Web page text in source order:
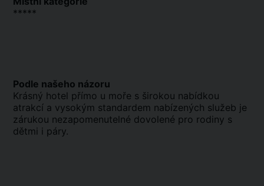
*****
Podle našeho názoru
Krásný hotel přímo u moře s širokou nabídkou
atrakcí a vysokým standardem nabízených služeb je
zárukou nezapomenutelné dovolené pro rodiny s
dětmi i páry.